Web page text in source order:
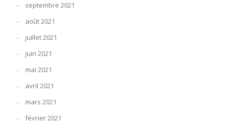
septembre 2021
août 2021
juillet 2021
juin 2021
mai 2021
avril 2021
mars 2021
février 2021